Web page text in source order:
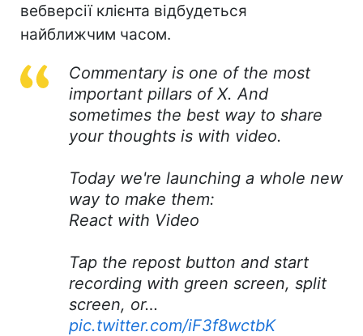
вебверсії клієнта відбудеться
найближчим часом.
Commentary is one of the most
important pillars of X. And
sometimes the best way to share
your thoughts is with video.
Today we're launching a whole new
way to make them:
React with Video
Tap the repost button and start
recording with green screen, split
screen, or…
pic.twitter.com/iF3f8wctbK